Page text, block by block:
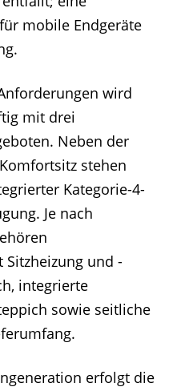
mobile Endgeräte
wird
mit drei
Neben der
stehen
Kategorie-4-
Je nach
und -
integrierte
sowie seitliche
erfolgt die